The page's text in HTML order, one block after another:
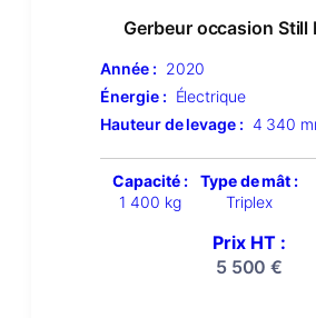
Gerbeur occasion Still
Année : 2020
Énergie : Électrique
Hauteur de levage : 4 340
Capacité :
1 400 kg
Type de mât :
Triplex
Prix HT :
5 500€